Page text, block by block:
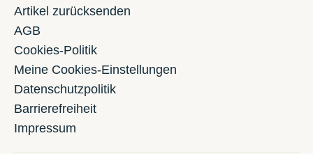
Artikel zurücksenden
AGB
Cookies-Politik
Meine Cookies-Einstellungen
Datenschutzpolitik
Barrierefreiheit
Impressum